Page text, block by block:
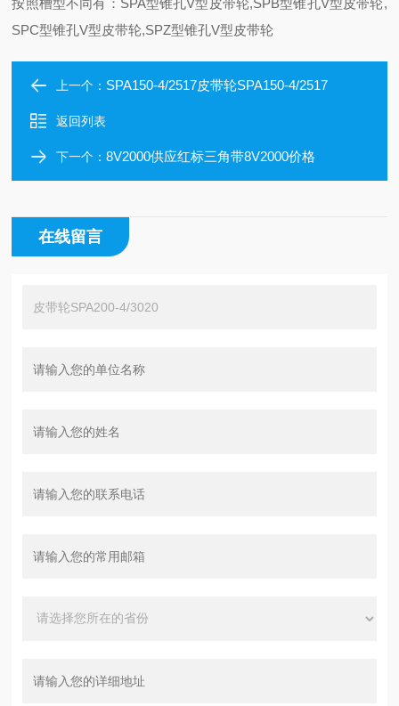
按照槽型不同有：SPA型锥孔V型皮带轮,SPB型锥孔V型皮带轮,
SPC型锥孔V型皮带轮,SPZ型锥孔V型皮带轮
上一个： SPA150-4/2517皮带轮SPA150-4/2517
返回列表
下一个：8V2000供应红标三角带8V2000价格
在线留言